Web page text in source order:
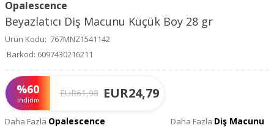
Opalescence
Beyazlatıcı Diş Macunu Küçük Boy 28 gr
Ürün Kodu: 767MNZ1541142
Barkod: 6097430216211
%60
İndirim
EUR61,98 EUR24,79
Daha Fazla Opalescence Daha Fazla Diş Macunu